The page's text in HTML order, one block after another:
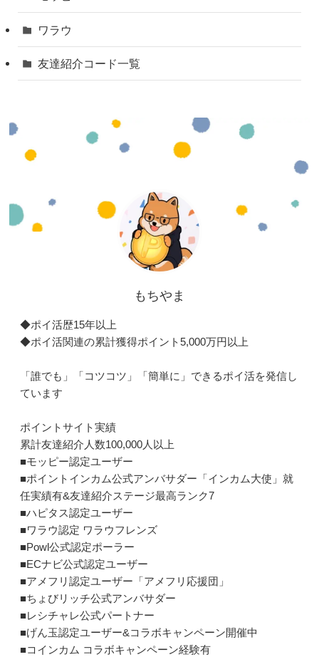
ワラウ
友達紹介コード一覧
もちやま
◆ポイ活歴15年以上
◆ポイ活関連の累計獲得ポイント5,000万円以上
「誰でも」「コツコツ」「簡単に」できるポイ活を発信し
ています
ポイントサイト実績
累計友達紹介人数100,000人以上
■モッピー認定ユーザー
■ポイントインカム公式アンバサダー「インカム大使」就
任実績有&友達紹介ステージ最高ランク7
■ハピタス認定ユーザー
■ワラウ認定 ワラウフレンズ
■Powl公式認定ポーラー
■ECナビ公式認定ユーザー
■アメフリ認定ユーザー「アメフリ応援団」
■ちょびリッチ公式アンバサダー
■レシチャレ公式パートナー
■げん玉認定ユーザー&コラボキャンペーン開催中
■コインカム コラボキャンペーン経験有